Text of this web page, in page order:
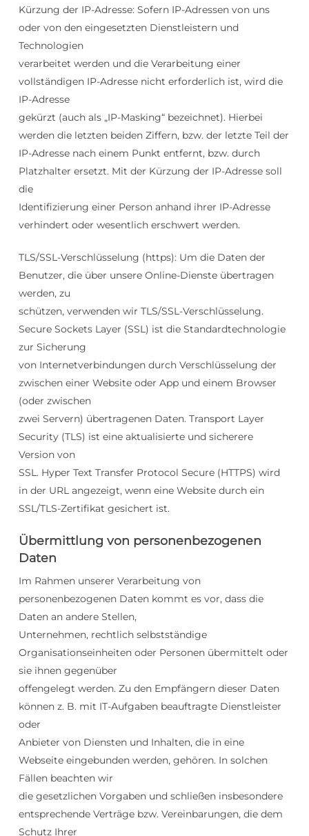
Kürzung der IP-Adresse: Sofern IP-Adressen von uns
oder von den eingesetzten Dienstleistern und
Technologien
verarbeitet werden und die Verarbeitung einer
vollständigen IP-Adresse nicht erforderlich ist, wird die
IP-Adresse
gekürzt (auch als „IP-Masking“ bezeichnet). Hierbei
werden die letzten beiden Ziffern, bzw. der letzte Teil der
IP-Adresse nach einem Punkt entfernt, bzw. durch
Platzhalter ersetzt. Mit der Kürzung der IP-Adresse soll
die
Identifizierung einer Person anhand ihrer IP-Adresse
verhindert oder wesentlich erschwert werden.
TLS/SSL-Verschlüsselung (https): Um die Daten der
Benutzer, die über unsere Online-Dienste übertragen
werden, zu
schützen, verwenden wir TLS/SSL-Verschlüsselung.
Secure Sockets Layer (SSL) ist die Standardtechnologie
zur Sicherung
von Internetverbindungen durch Verschlüsselung der
zwischen einer Website oder App und einem Browser
(oder zwischen
zwei Servern) übertragenen Daten. Transport Layer
Security (TLS) ist eine aktualisierte und sicherere
Version von
SSL. Hyper Text Transfer Protocol Secure (HTTPS) wird
in der URL angezeigt, wenn eine Website durch ein
SSL/TLS-Zertifikat gesichert ist.
Übermittlung von personenbezogenen
Daten
Im Rahmen unserer Verarbeitung von
personenbezogenen Daten kommt es vor, dass die
Daten an andere Stellen,
Unternehmen, rechtlich selbstständige
Organisationseinheiten oder Personen übermittelt oder
sie ihnen gegenüber
offengelegt werden. Zu den Empfängern dieser Daten
können z. B. mit IT-Aufgaben beauftragte Dienstleister
oder
Anbieter von Diensten und Inhalten, die in eine
Webseite eingebunden werden, gehören. In solchen
Fällen beachten wir
die gesetzlichen Vorgaben und schließen insbesondere
entsprechende Verträge bzw. Vereinbarungen, die dem
Schutz Ihrer